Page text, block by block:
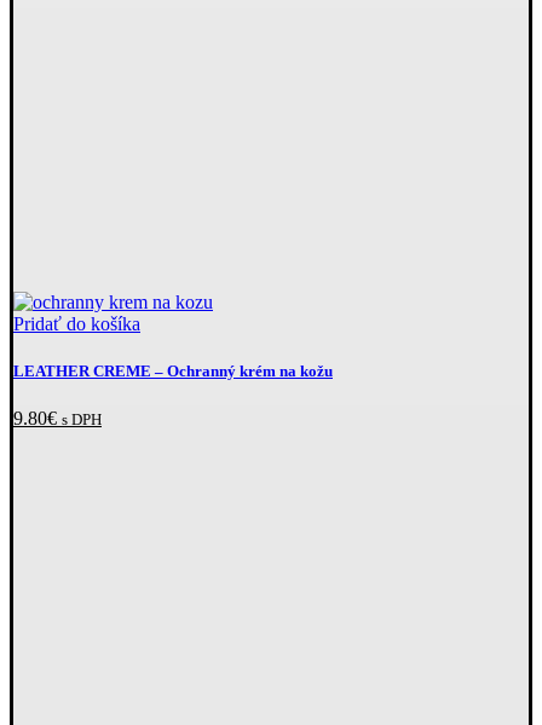
Pridať do košíka
LEATHER CREME –⁠ Ochranný krém na kožu
9.80€ s DPH